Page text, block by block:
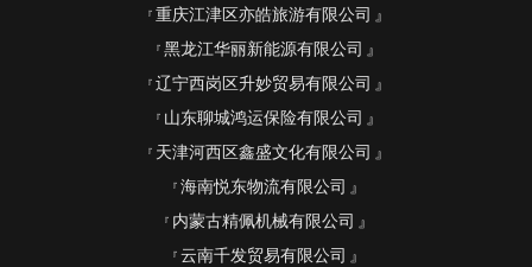
重庆江津区亦皓旅游有限公司
黑龙江华丽新能源有限公司
辽宁西岗区升妙贸易有限公司
山东聊城鸿运保险有限公司
天津河西区鑫盛文化有限公司
海南悦东物流有限公司
内蒙古精佩机械有限公司
云南千发贸易有限公司